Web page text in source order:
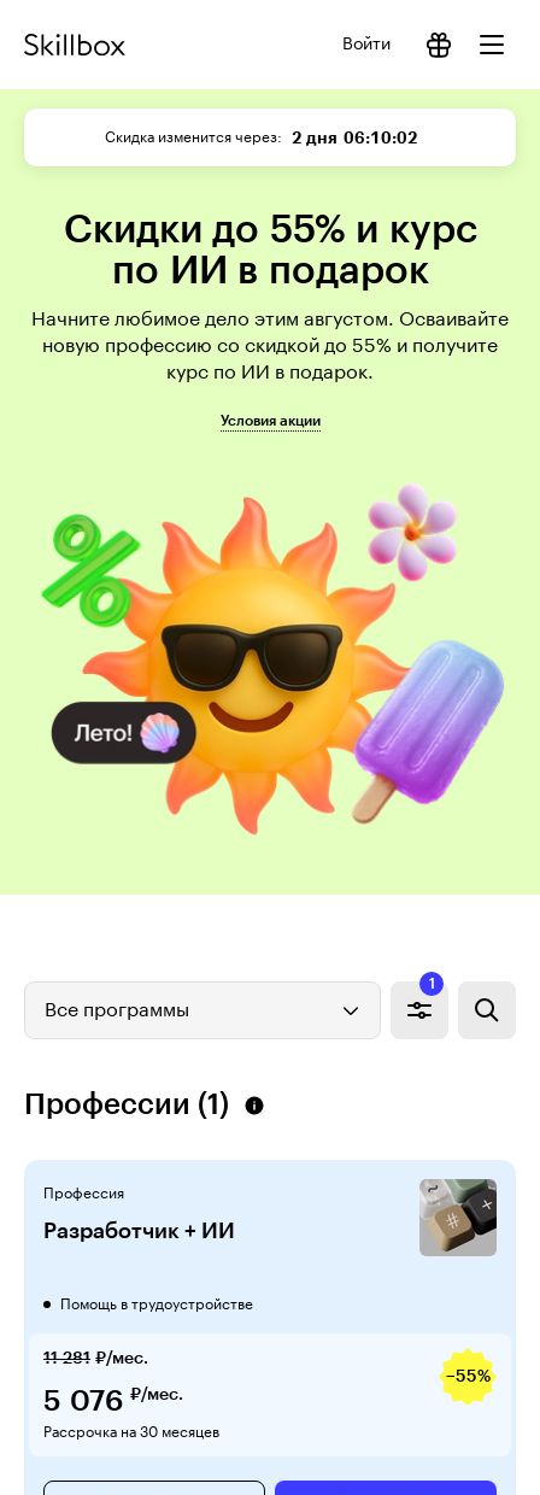
Войти
Скидка изменится через 2 дня 06:10:01
Скидки до 55% и курс
по ИИ в подарок
Начните любимое дело этим августом. Осваивайте
новую профессию со скидкой до 55% и получите
курс по ИИ в подарок.
Условия акции
Все программы
1
Профессии (1)
Профессия
Разработчик + ИИ
Помощь в трудоустройстве
11 281 ₽/мес.
−55%
5 076 ₽/мес.
Рассрочка на 30 месяцев